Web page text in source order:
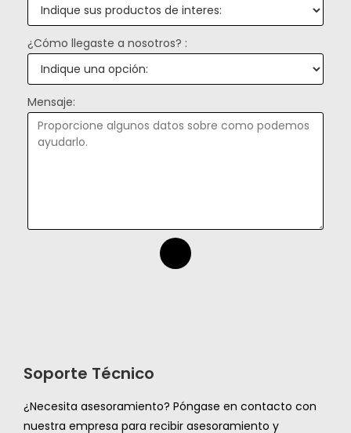
¿Cómo llegaste a nosotros? :
Mensaje:
Soporte Técnico
¿Necesita asesoramiento? Póngase en contacto con
nuestra empresa para recibir asesoramiento y